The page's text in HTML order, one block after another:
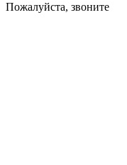
Пожалуйста, звоните